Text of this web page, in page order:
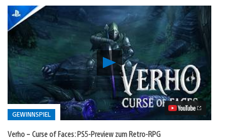
Verho
–
Curse
of
Faces:
PS5-
Preview
zum
Retro-
GEWINNSPIEL
Verho – Curse of Faces: PS5-Preview zum Retro-RPG